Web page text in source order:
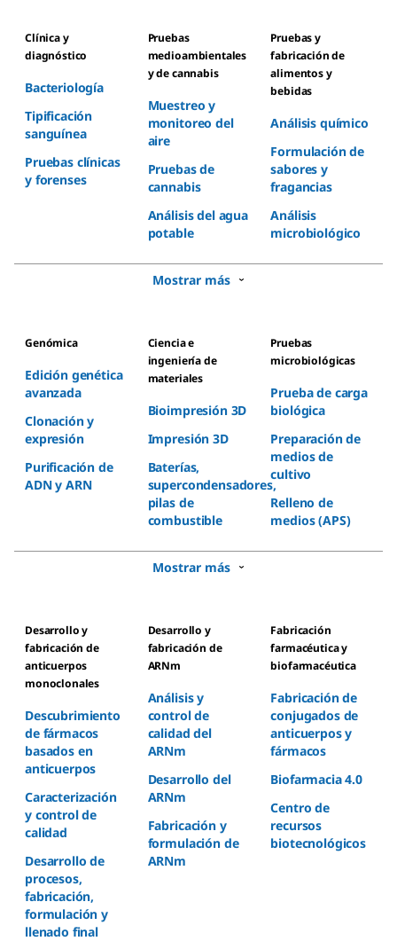
Clínica y
diagnóstico
Bacteriología
Tipificación
sanguínea
Pruebas clínicas
y forenses
Pruebas
medioambientales
y de cannabis
Muestreo y
monitoreo del
aire
Pruebas de
cannabis
Análisis del agua
potable
Pruebas y
fabricación de
alimentos y
bebidas
Análisis químico
Formulación de
sabores y
fragancias
Análisis
microbiológico
Mostrar más
Genómica
Edición genética
avanzada
Clonación y
expresión
Purificación de
ADN y ARN
Ciencia e
ingeniería de
materiales
Bioimpresión 3D
Impresión 3D
Baterías,
supercondensadores,
pilas de
combustible
Pruebas
microbiológicas
Prueba de carga
biológica
Preparación de
medios de
cultivo
Relleno de
medios (APS)
Mostrar más
Desarrollo y
fabricación de
anticuerpos
monoclonales
Descubrimiento
de fármacos
basados en
anticuerpos
Caracterización
y control de
calidad
Desarrollo de
procesos,
fabricación,
formulación y
llenado final
Desarrollo y
fabricación de
ARNm
Análisis y
control de
calidad del
ARNm
Desarrollo del
ARNm
Fabricación y
formulación de
ARNm
Fabricación
farmacéutica y
biofarmacéutica
Fabricación de
conjugados de
anticuerpos y
fármacos
Biofarmacia 4.0
Centro de
recursos
biotecnológicos